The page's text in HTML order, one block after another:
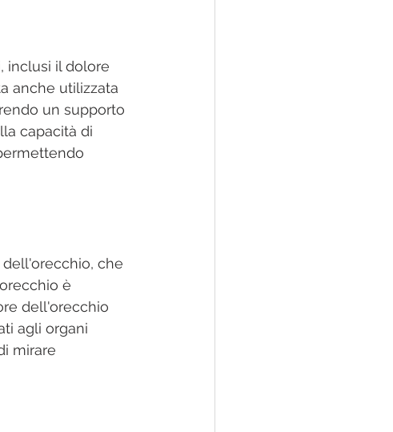
inclusi il dolore
anche utilizzata
un supporto
capacità di
che
è
dell'orecchio
agli organi
mirare